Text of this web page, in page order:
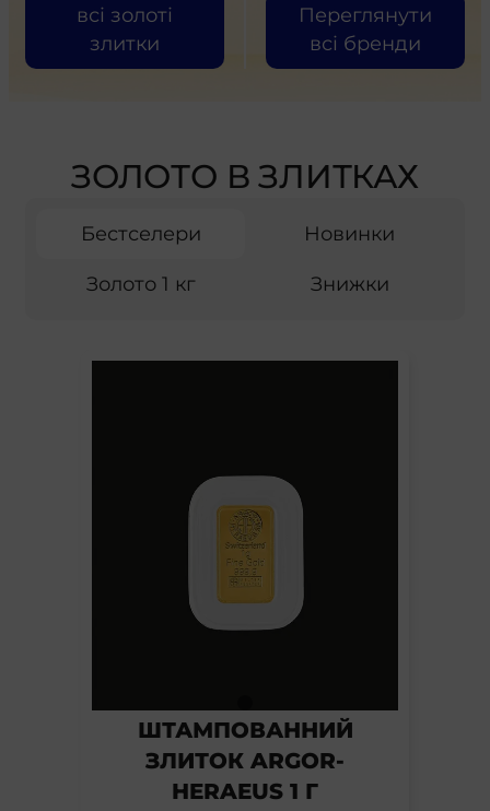
всі золоті
злитки
Переглянути
всі бренди
ЗОЛОТО В ЗЛИТКАХ
Бестселери Новинки
Золото 1 кг Знижки
ШТАМПОВАННИЙ
ЗЛИТОК ARGOR-
HERAEUS 1 Г